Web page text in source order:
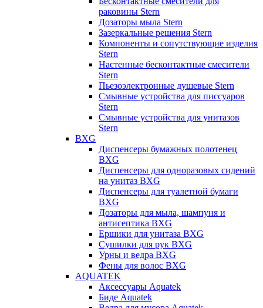
раковины Stern
Дозаторы мыла Stern
Зазеркальные решения Stern
Компоненты и сопутствующие изделия
Stern
Настенные бесконтактные смесители
Stern
Пьезоэлектронные душевые Stern
Смывные устройства для писсуаров
Stern
Смывные устройства для унитазов
Stern
BXG
Диспенсеры бумажных полотенец
BXG
Диспенсеры для одноразовых сидений
на унитаз BXG
Диспенсеры для туалетной бумаги
BXG
Дозаторы для мыла, шампуня и
антисептика BXG
Ершики для унитаза BXG
Сушилки для рук BXG
Урны и ведра BXG
Фены для волос BXG
AQUATEK
Аксессуары Aquatek
Биде Aquatek